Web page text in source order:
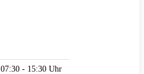
07:30 - 15:30 Uhr